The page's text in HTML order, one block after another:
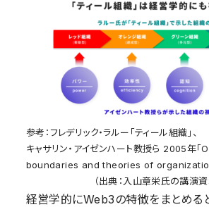
参考：フレデリック・ラルー「ティール組織」、
キャサリン・アイゼンハート教授ら 2005年
boundaries and theories of
（出典：入山章栄氏の講演資
経営学的にWeb3の特徴をまとめると